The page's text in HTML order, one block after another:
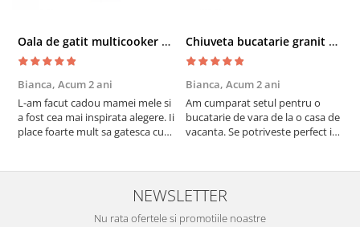
Oala de gatit multicooker 11 functii Instant Pot Pro Crisp 8 + Air Fryer 7.6 lt
Bianca, Acum 2 ani
L-am facut cadou mamei mele si
a fost cea mai inspirata alegere. Ii
place foarte mult sa gatesca cu
cratita...ma gandesc serios sa imi
cumpar si eu! Recomand mult !
Chiuveta bucatarie granit cu finisaj negru perlat/cupru Steingran Art Copper cu dozator si baterie Quadron
Bianca, Acum 2 ani
Am cumparat setul pentru o
bucatarie de vara de la o casa de
vacanta. Se potriveste perfect in
buna, recomand cu drag !
NEWSLETTER
Nu rata ofertele si promotiile noastre